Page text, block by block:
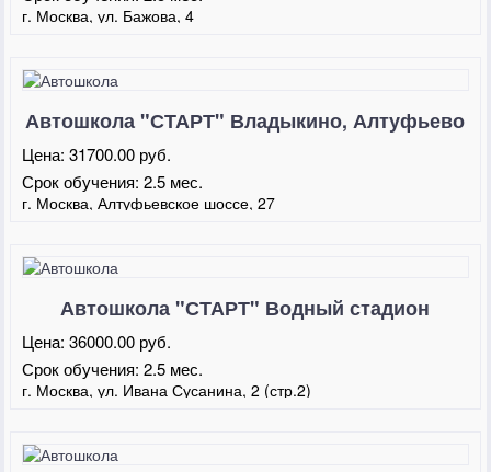
г. Москва, ул. Бажова, 4
Автошкола "СТАРТ" Владыкино, Алтуфьево
Цена:31700.00 руб.
Срок обучения:2.5 мес.
г. Москва, Алтуфьевское шоссе, 27
Автошкола "СТАРТ" Водный стадион
Цена:36000.00 руб.
Срок обучения:2.5 мес.
г. Москва, ул. Ивана Сусанина, 2 (стр.2)